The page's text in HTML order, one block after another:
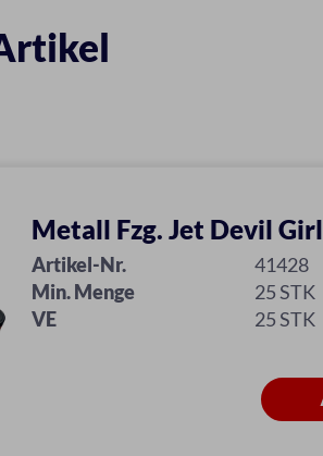
Metall Fzg. Jet Devil Girl
Artikel-Nr.
41428
Min. Menge
25 STK
VE
25 STK